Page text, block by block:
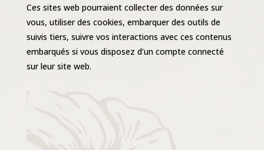
Ces sites web pourraient collecter des données sur
vous, utiliser des cookies, embarquer des outils de
suivis tiers, suivre vos interactions avec ces contenus
embarqués si vous disposez d’un compte connecté
sur leur site web.